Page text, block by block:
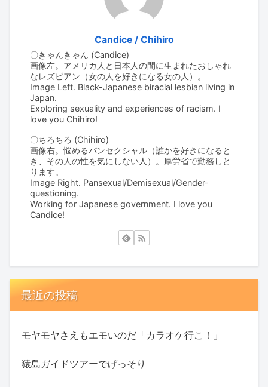
Candice / Chihiro
〇きゃんきゃん (Candice)
画像左。アメリカ人と日本人の間に生まれたおしゃれ
なレズビアン（女の人を好きになる女の人）。
Image Left. Black-Japanese biracial lesbian living in
Japan.
Exploring sexuality and experiences of racism. I
love you Chihiro!
〇ちろちろ (Chihiro)
画像右。悩めるパンセクシャル（誰かを好きになると
き、その人の性を気にしない人）。厚労省で勤務しと
ります。
Image Right. Pansexual/Demisexual/Gender-
questioning.
Working for Japanese government. I love you
Candice!
最近の投稿
モヤモヤさえもエモいのだ「カラオケ行こ！」
猿島ガイドツアーでげっそり